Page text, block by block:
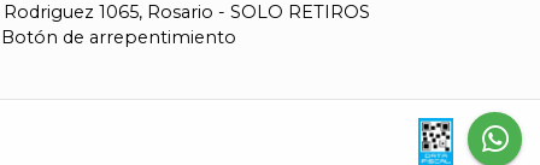
Rodriguez 1065, Rosario - SOLO RETIROS
de arrepentimiento